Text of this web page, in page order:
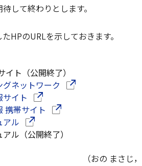
して終わりとします。
HPのURLを示しておきます。
インドウで開きます）
ト（公開終了）
ネットワーク （別ウインドウで開
イト （別ウインドウで開きます）
携帯サイト （別ウインドウで開きま
アル （別ウインドウで開きます）
ル（公開終了）
（おの まさじ，